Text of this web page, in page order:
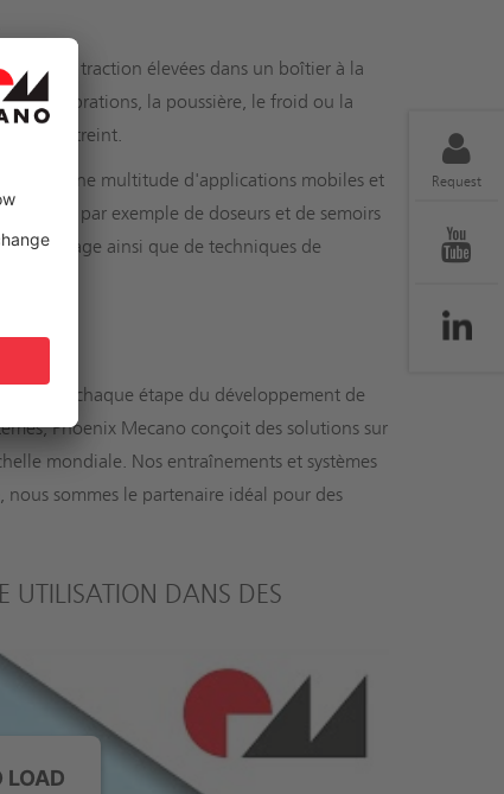
Request
et de traction élevées dans un boîtier à la
fortes vibrations, la poussière, le froid ou la
est restreint.
à une multitude d'applications mobiles et
Il s'agit par exemple de doseurs et de semoirs
nettoyage ainsi que de techniques de
à chaque étape du développement de
Phoenix Mecano conçoit des solutions sur
mondiale. Nos entraînements et systèmes
sommes le partenaire idéal pour des
UTILISATION DANS DES
LOAD